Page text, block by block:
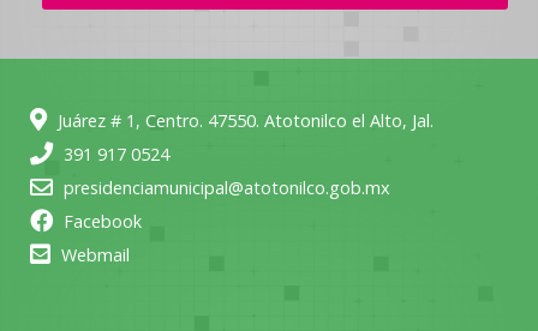
Juárez # 1, Centro. 47550. Atotonilco el Alto, Jal.
391 917 0524
presidenciamunicipal@atotonilco.gob.mx
Facebook
Webmail